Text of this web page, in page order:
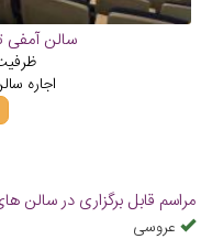
سالن آمفی
اجاره
مراسم قابل برگزاری در سالن
عروسی